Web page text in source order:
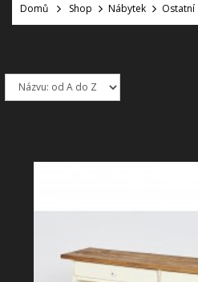
VÁNOCE
SHOWROOM
Domů Shop Nábytek Ostatní